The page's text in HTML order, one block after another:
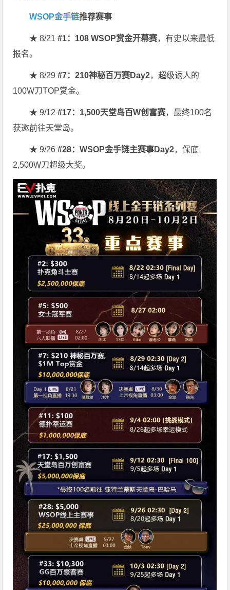
WSOP金手链推荐赛事
★ 8/21#1：108 WSOP赏金开幕赛，有史以来最低
报名。
★ 8/29#7：210神秘百万赛Day2，超级诱人的
100W刀TOP赏金。
★ 9/12#17：1,500天堂岛百W创富赛，最终100名
获邀前往天堂岛。
★ 9/26#28：WSOP金手链主赛事Day2，保底
2,500W刀超级大奖。